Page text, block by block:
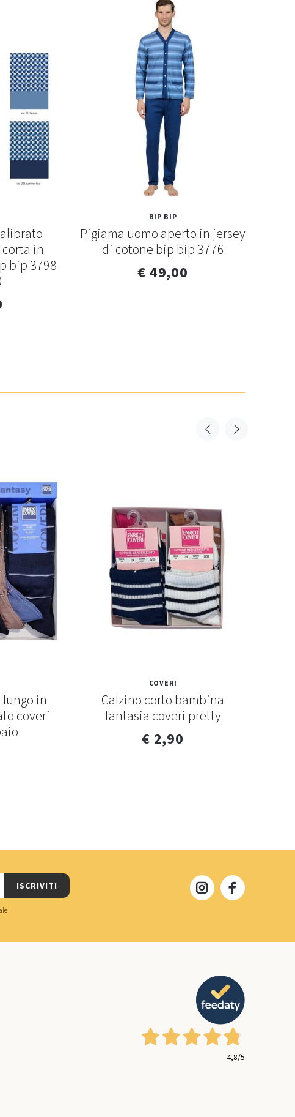
in
bip 3798
BIP BIP
Pigiama uomo aperto in jersey
di cotone bip bip 3776
€ 49,00
in
coveri
COVERI
Calzino corto bambina
fantasia coveri pretty
€ 2,90
ISCRIVITI
4,8/5